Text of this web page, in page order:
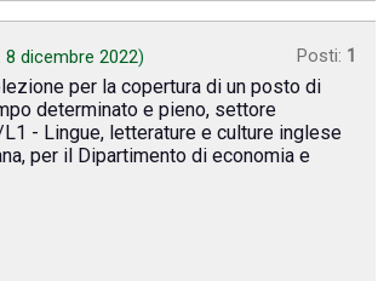
8 dicembre 2022) Posti: 1
per la copertura di un posto di
determinato e pieno, settore
- Lingue, letterature e culture inglese
per il Dipartimento di economia e